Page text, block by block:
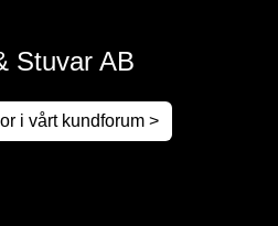
Stuvar AB
i vårt kundforum >